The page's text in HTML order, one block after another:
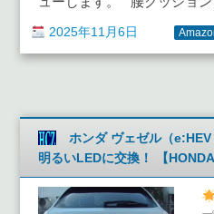
2025年11月6日
ホンダ ヴェゼル（
明るいLEDに交換！ 【